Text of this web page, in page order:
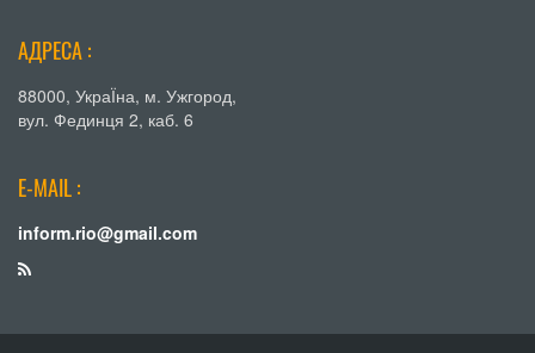
АДРЕСА :
88000, УкраЇна, м. Ужгород,
вул. Фединця 2, каб. 6
E-MAIL :
inform.rio@gmail.com